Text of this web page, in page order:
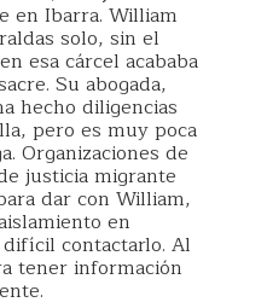
en Ibarra. William
solo, sin el
esa cárcel acababa
Su abogada,
hecho diligencias
pero es muy poca
Organizaciones de
justicia migrante
dar con William,
en
contactarlo. Al
tener información